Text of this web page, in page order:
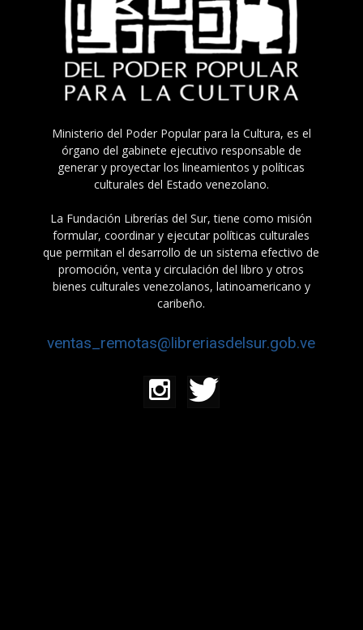
Ministerio del Poder Popular para la Cultura, es el
órgano del gabinete ejecutivo responsable de
generar y proyectar los lineamientos y políticas
culturales del Estado venezolano.
La Fundación Librerías del Sur, tiene como misión
formular, coordinar y ejecutar políticas culturales
que permitan el desarrollo de un sistema efectivo de
promoción, venta y circulación del libro y otros
bienes culturales venezolanos, latinoamericano y
caribeño.
ventas_remotas@libreriasdelsur.gob.ve